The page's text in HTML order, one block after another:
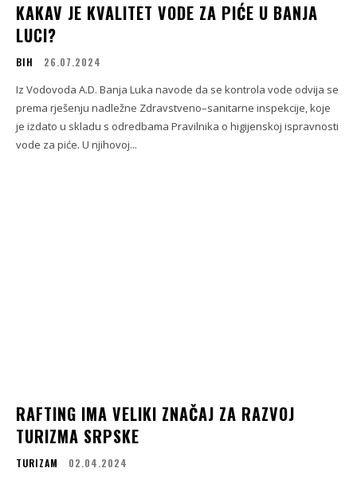
KAKAV JE KVALITET VODE ZA PIĆE U BANJA
LUCI?
BIH 26.07.2024
Iz Vodovoda A.D. Banja Luka navode da se kontrola vode odvija se
prema rješenju nadležne Zdravstveno–sanitarne inspekcije, koje
je izdato u skladu s odredbama Pravilnika o higijenskoj ispravnosti
vode za piće. U njihovoj...
RAFTING IMA VELIKI ZNAČAJ ZA RAZVOJ
TURIZMA SRPSKE
TURIZAM 02.04.2024